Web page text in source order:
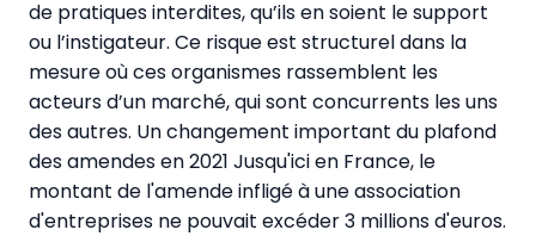
de pratiques interdites, qu’ils en soient le support
ou l’instigateur. Ce risque est structurel dans la
mesure où ces organismes rassemblent les
acteurs d’un marché, qui sont concurrents les uns
des autres. Un changement important du plafond
des amendes en 2021 Jusqu'ici en France, le
montant de l'amende infligé à une association
d'entreprises ne pouvait excéder 3 millions d'euros.